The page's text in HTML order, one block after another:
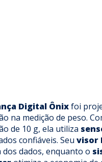
Digital Ônixfoi
na medição de peso.
de 10 g, ela utiliza
confiáveis. Seuvisor
dados, enquanto o